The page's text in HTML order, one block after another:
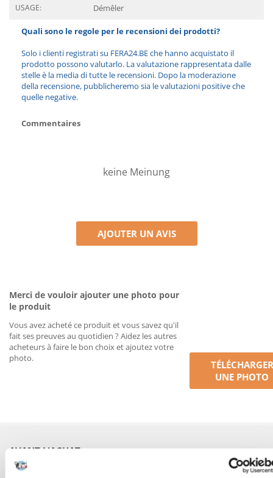
USAGE: Démêler
Quali sono le regole per le recensioni dei prodotti?
Solo i clienti registrati su FERA24.BE che hanno acquistato il
prodotto possono valutarlo. La valutazione rappresentata dalle
stelle è la media di tutte le recensioni. Dopo la moderazione
della recensione, pubblicheremo sia le valutazioni positive che
quelle negative.
Commentaires
keine Meinung
AJOUTER UN AVIS
Merci de vouloir ajouter une photo pour
le produit
Vous avez acheté ce produit et vous savez qu'il
fait ses preuves au quotidien ? Aidez les autres
acheteurs à faire le bon choix et ajoutez votre
photo.
TÉLÉCHARGER
UNE PHOTO
AVANT L'ACHAT